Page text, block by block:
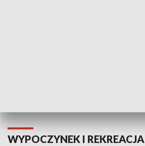
WYPOCZYNEK I REKREACJA